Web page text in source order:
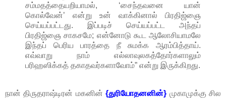
சம்மதத்தையறியாமல், ‘சைந்தவனை யான்
கொல்வேன்’ என்று உன் வாக்கினால் பிரதிஜ்ஞை
செய்யப்பட்டது. இப்படிச் செய்யப்பட்ட அந்தப்
பிரதிஜ்ஞை சாகசமே; என்னோடு கூட ஆலோசியாமலே
இந்தப் பெரிய பாரத்தை நீ சுமக்க ஆரம்பித்தாய்.
எவ்வாறு நாம் எல்லாவுலகத்தோர்களாலும்
பரிஹஸிக்கத் தகாதவர்களாவோம்” என்று இருக்கிறது.
நான் திருதராஷ்டிரன் மகனின்{துரியோதனனின்} முகாமுக்கு சில